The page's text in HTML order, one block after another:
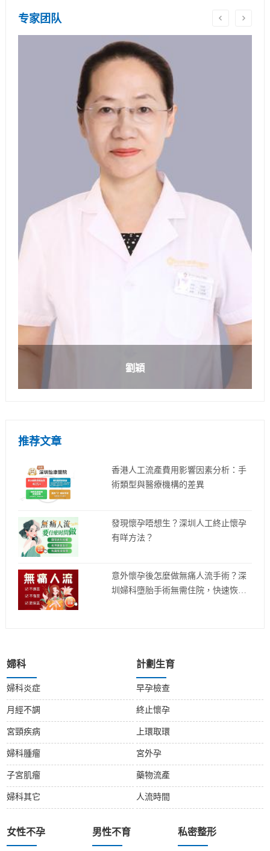
专家团队
劉穎
推荐文章
香港人工流產費用影響因素分析：手
術類型與醫療機構的差異
發現懷孕唔想生？深圳人工終止懷孕
有咩方法？
意外懷孕後怎麼做無痛人流手術？深
圳婦科墮胎手術無需住院，快速恢
婦科
婦科炎症
月經不調
宮頸疾病
婦科腫瘤
子宮肌瘤
婦科其它
計劃生育
早孕檢查
終止懷孕
上環取環
宮外孕
藥物流產
人流時間
女性不孕 男性不育 私密整形